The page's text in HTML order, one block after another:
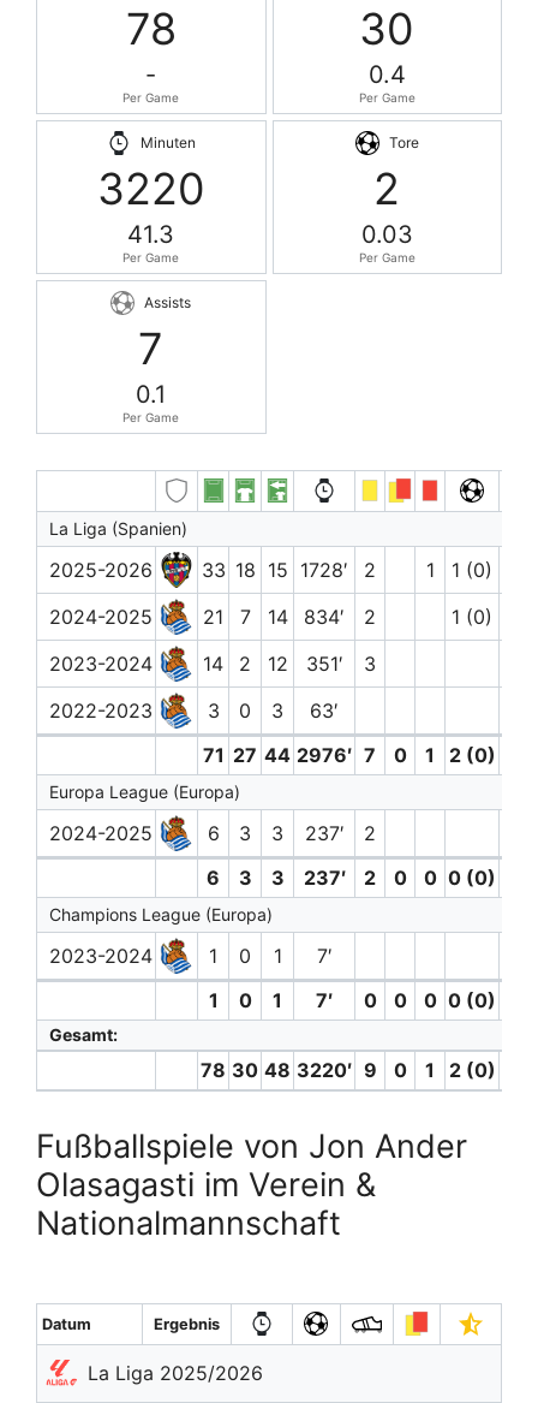
78
-
Per Game
30
0.4
Per Game
Minuten
3220
41.3
Per Game
Tore
2
0.03
Per Game
Assists
7
0.1
Per Game
La Liga (Spanien)
2025-2026 33 18 15 1728′ 2 1 1 (0)
2024-2025
21 7 14 834′ 2 1 (0)
2023-2024
14 2 12 351′
3
2022-2023
3 0 3
63′
71 27 44 2976′ 7 0 1 2 (0)
Europa League (Europa)
2024-2025 6 3 3 237′ 2
6
3 3 237′ 2 0 0 0 (0)
Champions League (Europa)
2023-2024 1 0 1
7′
1
0 1 7′ 0 0 0 0 (0)
Gesamt:
78 30 48 3220′ 9 0 1 2 (0)
Fußballspiele von Jon Ander
Olasagasti im Verein &
Nationalmannschaft
Datum Ergebnis
La Liga 2025/2026